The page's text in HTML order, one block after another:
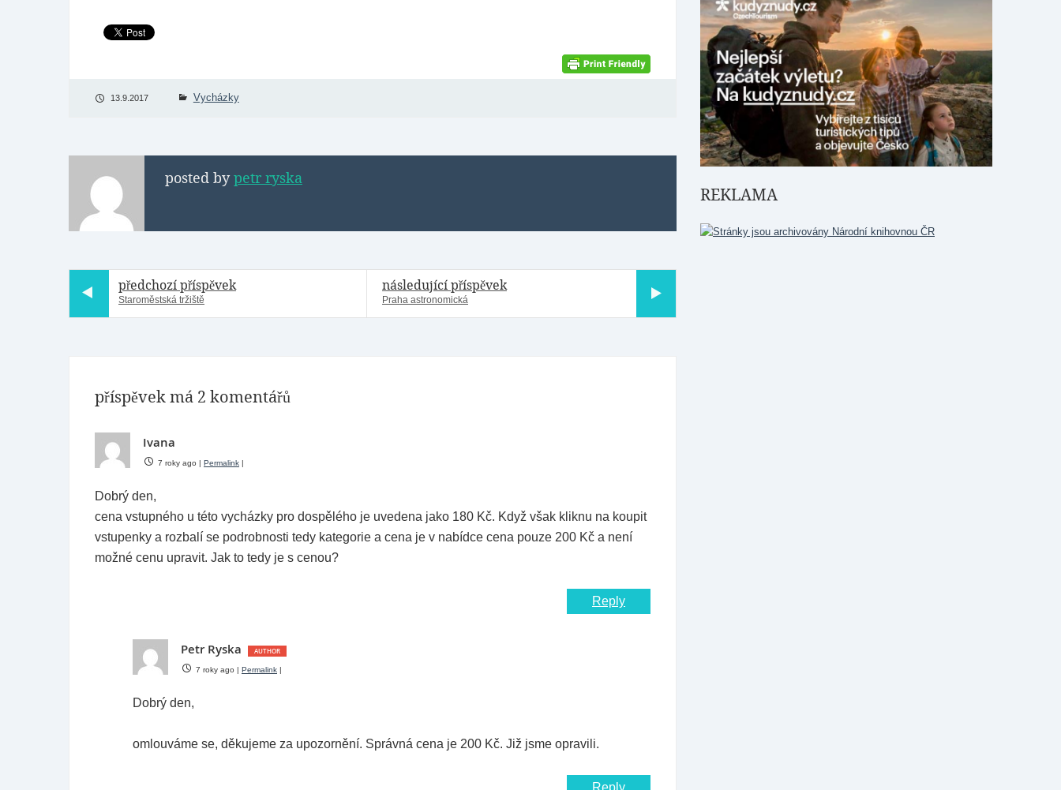
13.9.2017 Vycházky
posted bypetr ryska
předchozí příspěvek
Staroměstská tržiště
následující příspěvek
Praha astronomická
příspěvek má 2 komentářů
Ivana
7 roky ago | Permalink |
Dobrý den,
cena vstupného u této vycházky pro dospělého je uvedena jako 180 Kč. Když však kliknu na koupit
vstupenky a rozbalí se podrobnosti tedy kategorie a cena je v nabídce cena pouze 200 Kč a není
možné cenu upravit. Jak to tedy je s cenou?
Reply
Petr Ryska
7 roky ago | Permalink |
Dobrý den,
omlouváme se, děkujeme za upozornění. Správná cena je 200 Kč. Již jsme opravili.
Reply
REKLAMA